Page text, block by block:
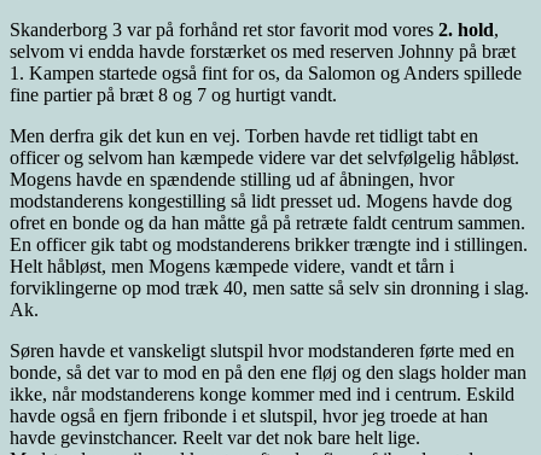
Skanderborg 3 var på forhånd ret stor favorit mod vores 2. hold,
selvom vi endda havde forstærket os med reserven Johnny på bræt
1. Kampen startede også fint for os, da Salomon og Anders spillede
fine partier på bræt 8 og 7 og hurtigt vandt.
Men derfra gik det kun en vej. Torben havde ret tidligt tabt en
officer og selvom han kæmpede videre var det selvfølgelig håbløst.
Mogens havde en spændende stilling ud af åbningen, hvor
modstanderens kongestilling så lidt presset ud. Mogens havde dog
ofret en bonde og da han måtte gå på retræte faldt centrum sammen.
En officer gik tabt og modstanderens brikker trængte ind i stillingen.
Helt håbløst, men Mogens kæmpede videre, vandt et tårn i
forviklingerne op mod træk 40, men satte så selv sin dronning i slag.
Ak.
Søren havde et vanskeligt slutspil hvor modstanderen førte med en
bonde, så det var to mod en på den ene fløj og den slags holder man
ikke, når modstanderens konge kommer med ind i centrum. Eskild
havde også en fjern fribonde i et slutspil, hvor jeg troede at han
havde gevinstchancer. Reelt var det nok bare helt lige.